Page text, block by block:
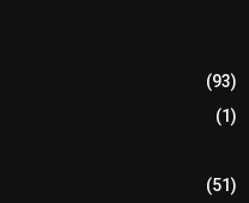
(93)
(1)
(51)